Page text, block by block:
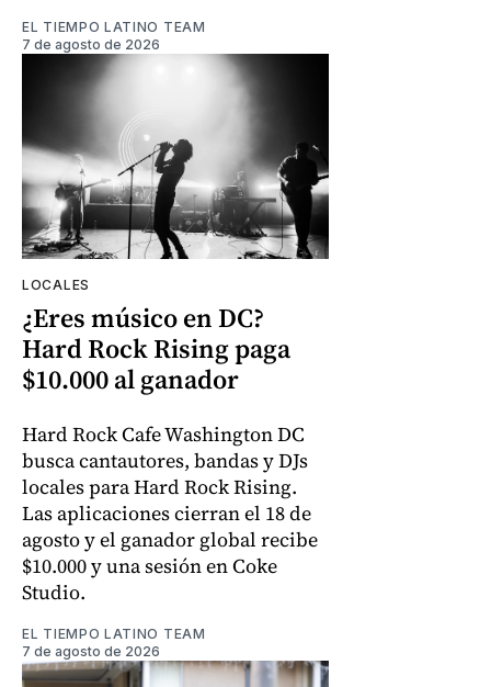
EL TIEMPO LATINO TEAM
7 de agosto de 2026
LOCALES
¿Eres músico en DC?
Hard Rock Rising paga
$10.000 al ganador
Hard Rock Cafe Washington DC
busca cantautores, bandas y DJs
locales para Hard Rock Rising.
Las aplicaciones cierran el 18 de
agosto y el ganador global recibe
$10.000 y una sesión en Coke
Studio.
EL TIEMPO LATINO TEAM
7 de agosto de 2026